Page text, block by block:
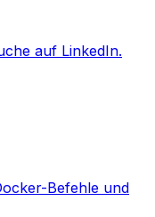
auf LinkedIn.
Befehle und